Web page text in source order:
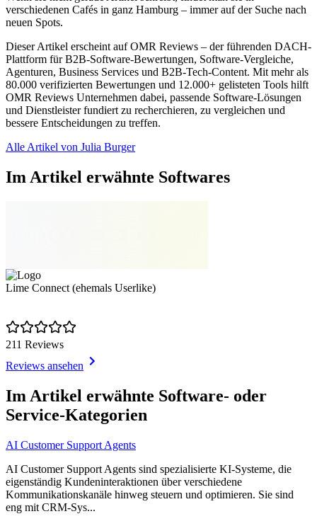
verschiedenen Cafés in ganz Hamburg – immer auf der Suche nach
neuen Spots.
Dieser Artikel erscheint auf OMR Reviews – der führenden DACH-
Plattform für B2B-Software-Bewertungen, Software-Vergleiche,
Agenturen, Business Services und B2B-Tech-Content. Mit mehr als
80.000 verifizierten Bewertungen und 12.000+ gelisteten Tools hilft
OMR Reviews Unternehmen dabei, passende Software-Lösungen
und Dienstleister fundiert zu recherchieren, zu vergleichen und
bessere Entscheidungen zu treffen.
Alle Artikel von Julia Burger
Im Artikel erwähnte Softwares
Lime Connect (ehemals Userlike)
211 Reviews
Reviews ansehen
1
of
1
Im Artikel erwähnte Software- oder
Service-Kategorien
AI Customer Support Agents
AI Customer Support Agents sind spezialisierte KI-Systeme, die
eigenständig Kundeninteraktionen über verschiedene
Kommunikationskanäle hinweg steuern und optimieren. Sie sind
eng mit CRM-Sys...